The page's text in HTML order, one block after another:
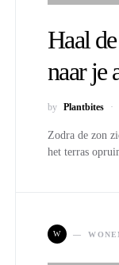
Haal
naar je
by Plantbites
Zodra de zon
het terras
W